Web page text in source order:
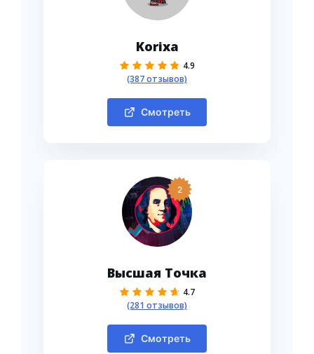
Korixa
4.9
(387 отзывов)
Смотреть
2
Высшая Точка
4.7
(281 отзывов)
Смотреть